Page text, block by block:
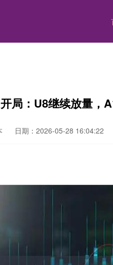
局：U8继续放量，
日期：2026-05-28 16:04:22